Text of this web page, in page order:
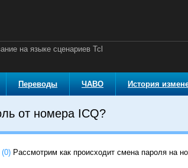
на языке сценариев Tcl
Переводы ЧАВО История
от номера ICQ?
(0) Рассмотрим как происходит смена пароля на